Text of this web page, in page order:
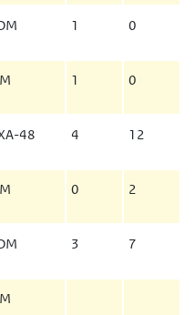
1 0
1 0
48 4 12
0 2
3 7